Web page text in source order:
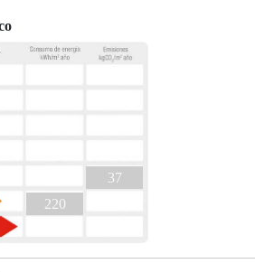
220
37